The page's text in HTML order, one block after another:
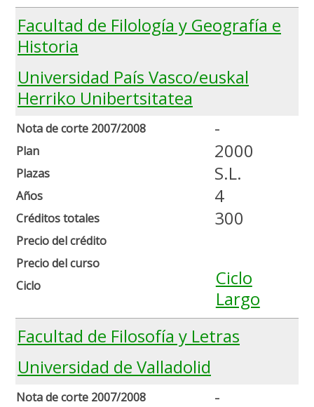
Facultad de Filología y Geografía e
Historia
Universidad País Vasco/euskal
Herriko Unibertsitatea
Nota de corte 2007/2008
Plan
Plazas
Años
Créditos totales
Precio del crédito
Precio del curso
Ciclo
-
2000
S.L.
4
300
Ciclo
Largo
Facultad de Filosofía y Letras
Universidad de Valladolid
Nota de corte 2007/2008
-